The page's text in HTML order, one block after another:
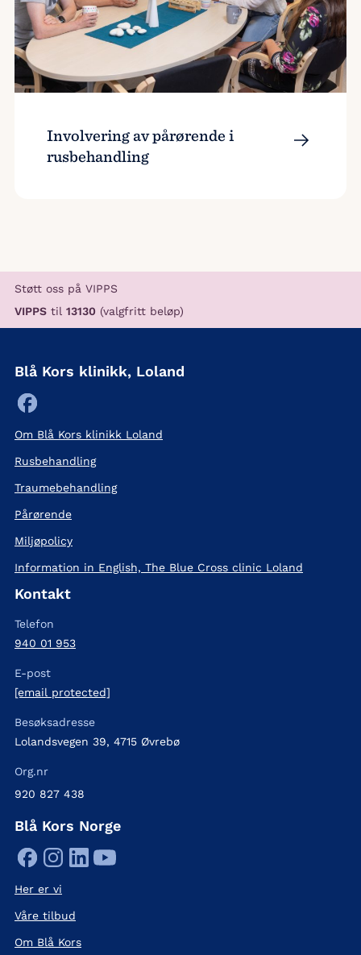
Involvering av pårørende i
rusbehandling
Støtt oss på VIPPS
VIPPS til 13130 (valgfritt beløp)
Blå Kors klinikk, Loland
Om Blå Kors klinikk Loland
Rusbehandling
Traumebehandling
Pårørende
Miljøpolicy
Information in English, The Blue Cross clinic Loland
Kontakt
Telefon
940 01 953
E-post
[email protected]
Besøksadresse
Lolandsvegen 39, 4715 Øvrebø
Org.nr
920 827 438
Blå Kors Norge
Her er vi
Våre tilbud
Om Blå Kors